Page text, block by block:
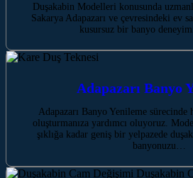
Duşakabin Modelleri konusunda
Sakarya Adapazarı ve çevresindeki ev
kusursuz bir banyo
Adapazarı Banyo
Adapazarı Banyo Yenileme
oluşturmanıza yardımcı oluyoruz.
şıklığa kadar geniş bir yelpazede
banyonuzu…